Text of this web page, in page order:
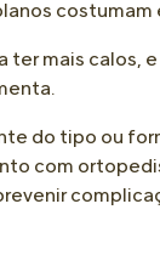
costumam
ter mais calos,
do tipo ou
com